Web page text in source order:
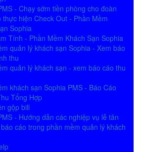
- Chạy sớm tiền phòng cho đoàn
thực hiện Check Out - Phần Mềm
Sophia
Tính - Phần Mềm Khách Sạn Sophia
quản lý khách sạn Sophia - Xem báo
thu
quản lý khách sạn - xem báo cáo thu
khách sạn Sophia PMS - Báo Cáo
Tổng Hợp
gộp bill
- Hướng dẫn các nghiệp vụ lễ tân
cáo trong phần mềm quản lý khách